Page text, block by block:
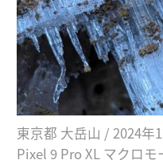
東京都 大岳山 / 2024年
Pixel 9 Pro XL マクロモ